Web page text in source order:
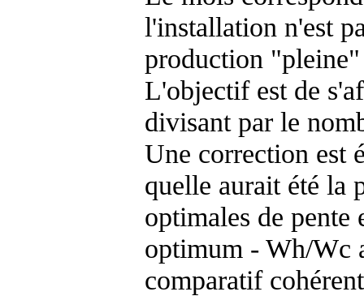
l'installation n'est
production "pleine"
L'objectif est de
divisant par le
Une correction est
quelle aurait été la
optimales de
optimum - Wh/Wc
comparatif